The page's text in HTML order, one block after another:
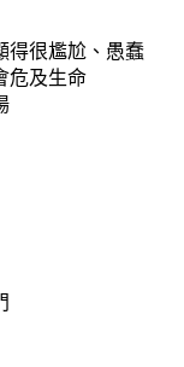
得很尷尬、愚蠢
危及生命